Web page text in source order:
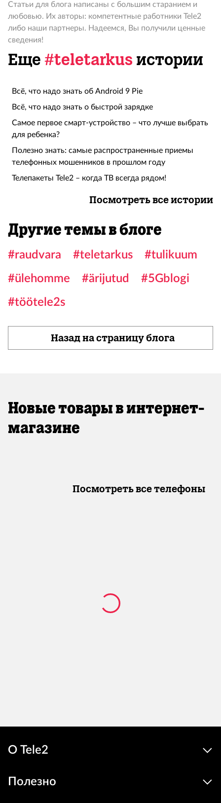
Статьи для блога написаны с большим старанием и
любовью. Их авторы: компетентные работники Tele2
либо наши партнеры. Надеемся, Вы получили ценные
сведения!
Еще #teletarkus истории
Всё, что надо знать об Android 9 Pie
Всё, что надо знать о быстрой зарядке
Самое первое смарт-устройство – что лучше выбрать
для ребенка?
Полезно знать: самые распространенные приемы
телефонных мошенников в прошлом году
Телепакеты Tele2 – когда ТВ всегда рядом!
Посмотреть все истории
Другие темы в блоге
#raudvara #teletarkus
#tulikuum
#ülehomme
#ärijutud
#5Gblogi
#töötele2s
Назад на страницу блога
Новые товары в интернет-
магазине
Посмотреть все телефоны
О Tele2
Полезно